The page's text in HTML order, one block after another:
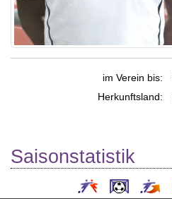
im Verein bis:
Herkunftsland:
Saisonstatistik